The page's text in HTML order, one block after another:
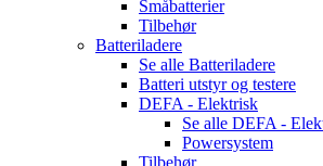
Småbatterier
Tilbehør
Batteriladere
Se alle Batteriladere
Batteri utstyr og testere
DEFA - Elektrisk
Se alle DEFA -
Powersystem
Tilbehør